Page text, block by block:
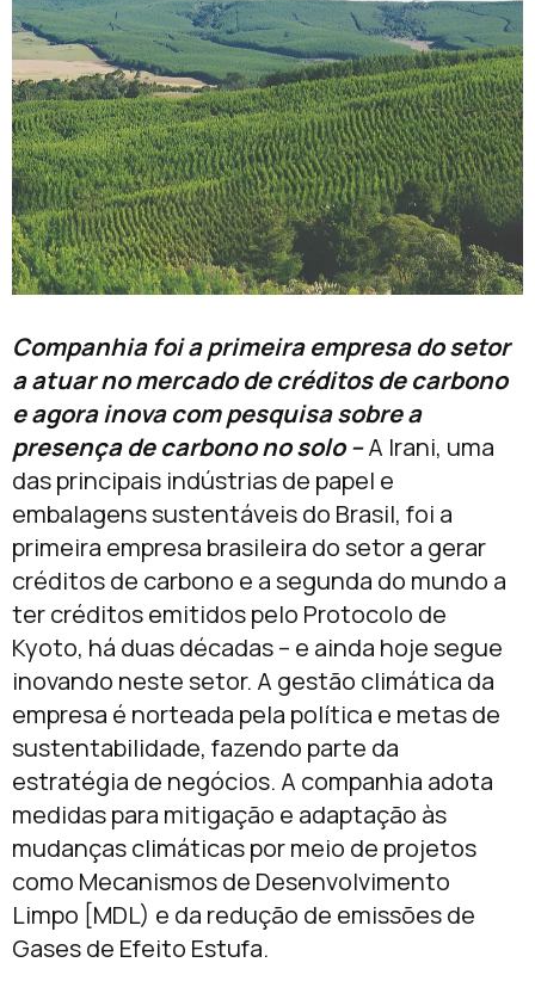
Companhia foi a primeira empresa do setor
a atuar no mercado de créditos de carbono
e agora inova com pesquisa sobre a
presença de carbono no solo –A Irani, uma
das principais indústrias de papel e
embalagens sustentáveis do Brasil, foi a
primeira empresa brasileira do setor a gerar
créditos de carbono e a segunda do mundo a
ter créditos emitidos pelo Protocolo de
Kyoto, há duas décadas – e ainda hoje segue
inovando neste setor. A gestão climática da
empresa é norteada pela política e metas de
sustentabilidade, fazendo parte da
estratégia de negócios. A companhia adota
medidas para mitigação e adaptação às
mudanças climáticas por meio de projetos
como Mecanismos de Desenvolvimento
Limpo [MDL) e da redução de emissões de
Gases de Efeito Estufa.